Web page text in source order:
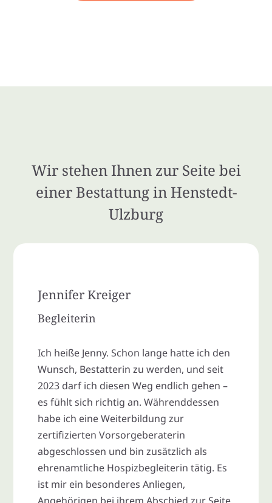
Wir stehen Ihnen zur Seite bei
einer Bestattung in Henstedt-
Ulzburg
Jennifer Kreiger
Begleiterin
Ich heiße Jenny. Schon lange hatte ich den
Wunsch, Bestatterin zu werden, und seit
2023 darf ich diesen Weg endlich gehen –
es fühlt sich richtig an. Währenddessen
habe ich eine Weiterbildung zur
zertifizierten Vorsorgeberaterin
abgeschlossen und bin zusätzlich als
ehrenamtliche Hospizbegleiterin tätig. Es
ist mir ein besonderes Anliegen,